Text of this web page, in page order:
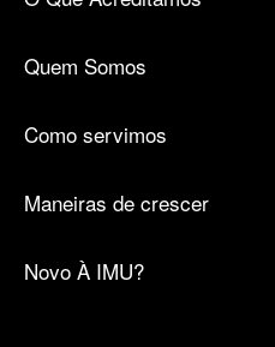
Quem Somos
Como servimos
Maneiras de crescer
Novo À IMU?